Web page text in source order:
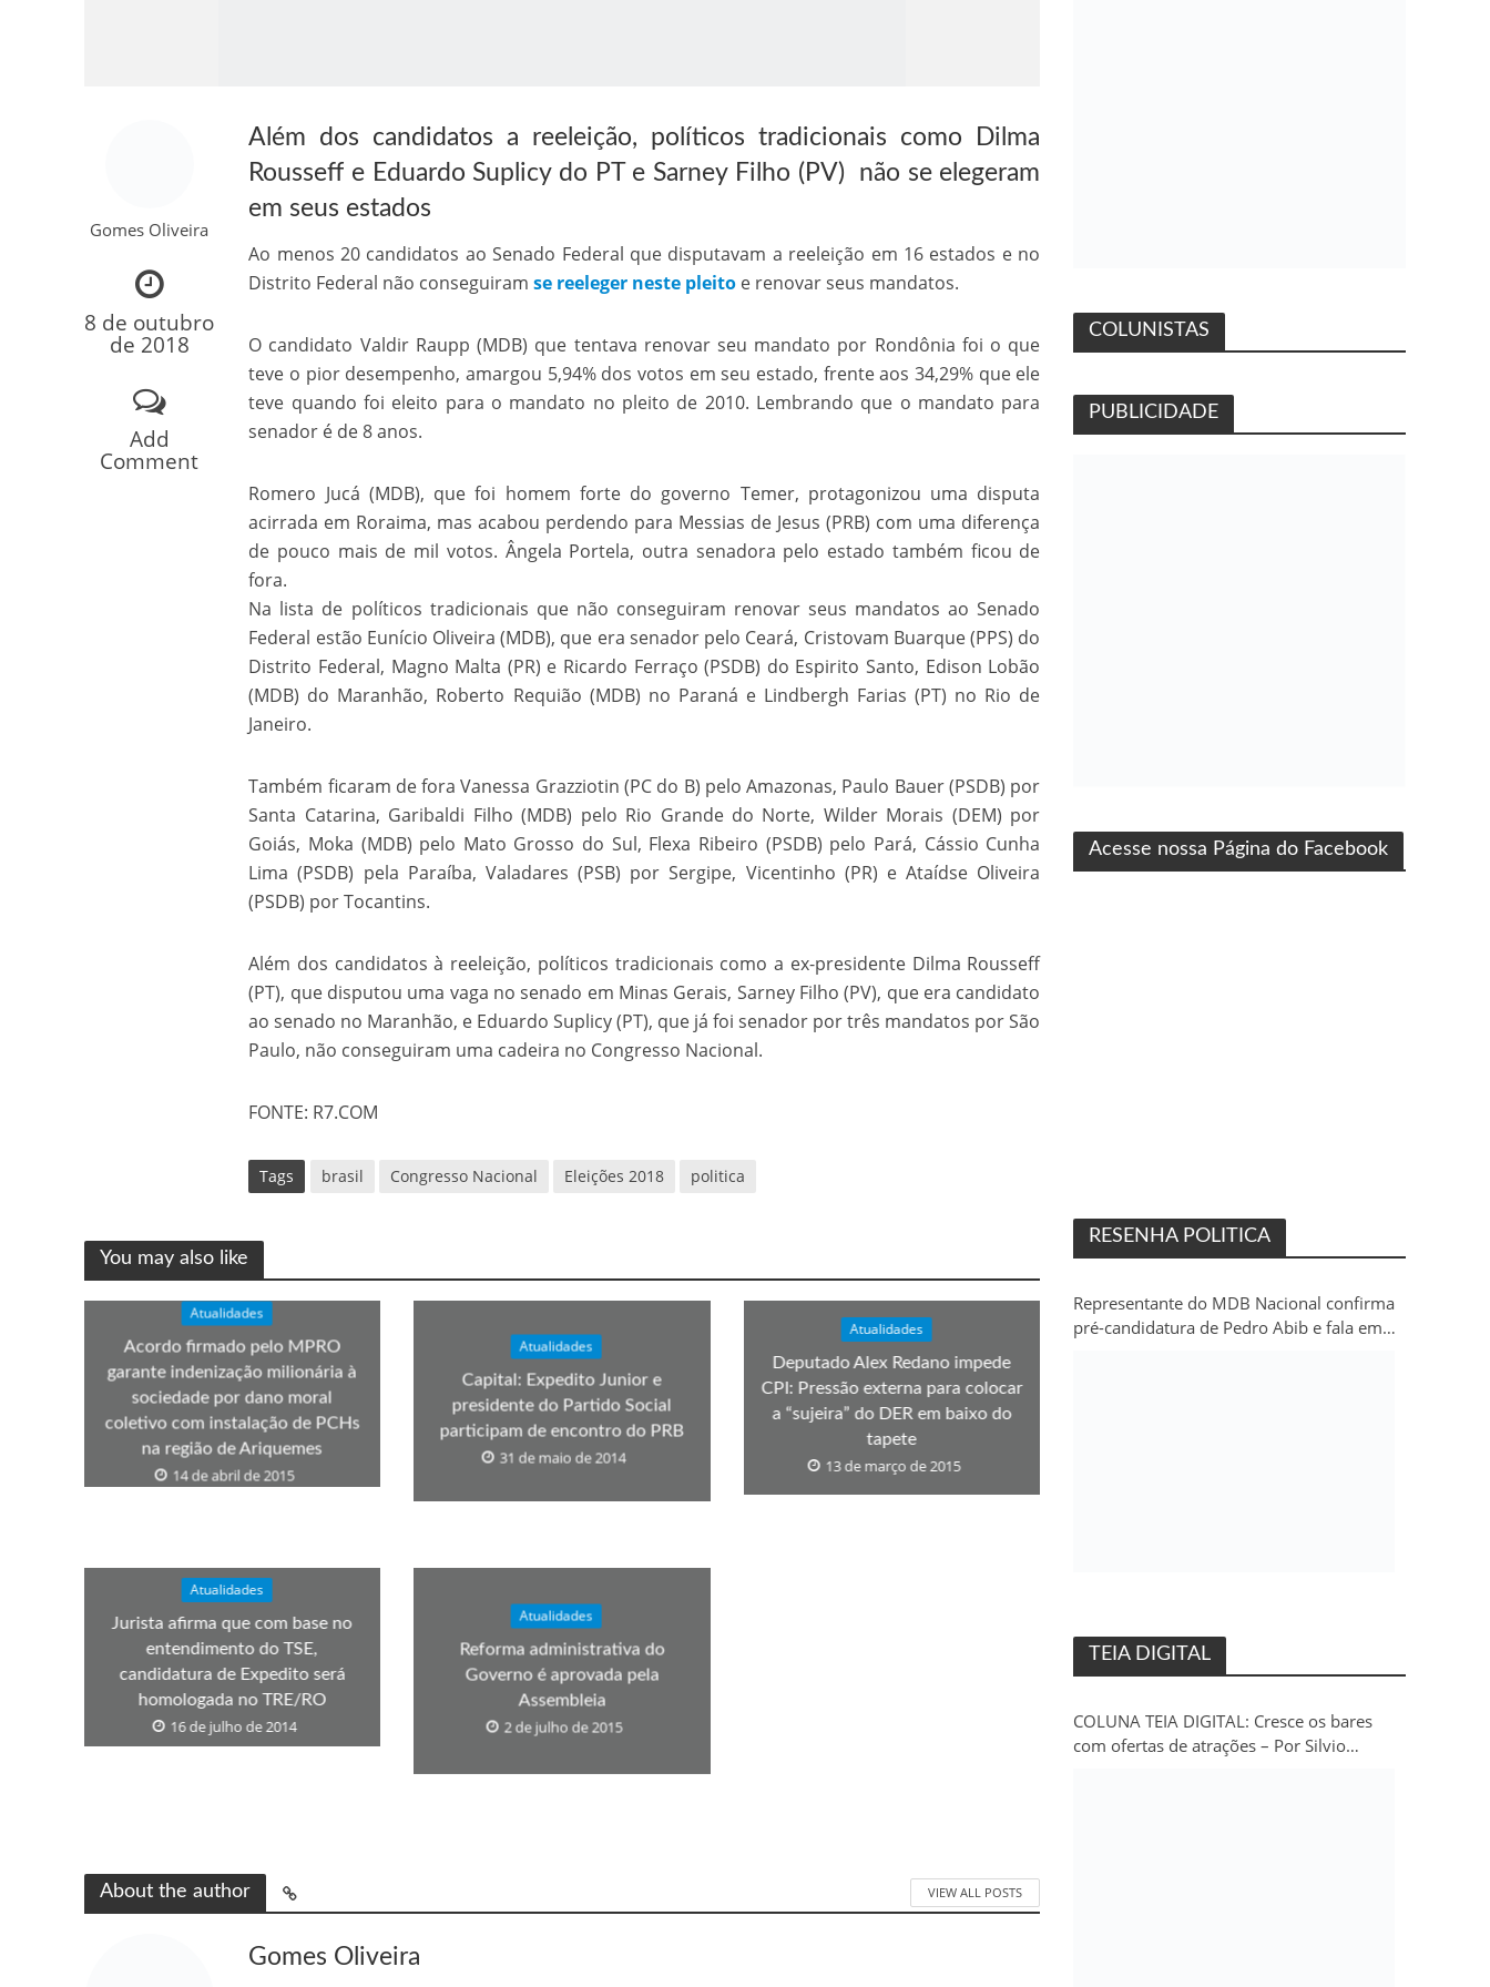
FILME: Como um Monjolo salvou a vida de Flechinha, o bebe coelho – Vídeo em Português mais uma produção Folha Filmes
Gomes Oliveira
8 de outubro
de 2018
Add
Comment
Além dos candidatos a reeleição, políticos tradicionais como Dilma
Rousseff e Eduardo Suplicy do PT e Sarney Filho (PV) não se elegeram
em seus estados
Ao menos 20 candidatos ao Senado Federal que disputavam a reeleição em 16 estados e no
Distrito Federal não conseguiramse reeleger neste pleito e renovar seus mandatos.
O candidato Valdir Raupp (MDB) que tentava renovar seu mandato por Rondônia foi o que
teve o pior desempenho, amargou 5,94% dos votos em seu estado, frente aos 34,29% que ele
teve quando foi eleito para o mandato no pleito de 2010. Lembrando que o mandato para
senador é de 8 anos.
Romero Jucá (MDB), que foi homem forte do governo Temer, protagonizou uma disputa
acirrada em Roraima, mas acabou perdendo para Messias de Jesus (PRB) com uma diferença
de pouco mais de mil votos. Ângela Portela, outra senadora pelo estado também ficou de
fora.
Na lista de políticos tradicionais que não conseguiram renovar seus mandatos ao Senado
Federal estão Eunício Oliveira (MDB), que era senador pelo Ceará, Cristovam Buarque (PPS) do
Distrito Federal, Magno Malta (PR) e Ricardo Ferraço (PSDB) do Espirito Santo, Edison Lobão
(MDB) do Maranhão, Roberto Requião (MDB) no Paraná e Lindbergh Farias (PT) no Rio de
Janeiro.
Também ficaram de fora Vanessa Grazziotin (PC do B) pelo Amazonas, Paulo Bauer (PSDB) por
Santa Catarina, Garibaldi Filho (MDB) pelo Rio Grande do Norte, Wilder Morais (DEM) por
Goiás, Moka (MDB) pelo Mato Grosso do Sul, Flexa Ribeiro (PSDB) pelo Pará, Cássio Cunha
Lima (PSDB) pela Paraíba, Valadares (PSB) por Sergipe, Vicentinho (PR) e Ataídse Oliveira
(PSDB) por Tocantins.
Além dos candidatos à reeleição, políticos tradicionais como a ex-presidente Dilma Rousseff
(PT), que disputou uma vaga no senado em Minas Gerais, Sarney Filho (PV), que era candidato
ao senado no Maranhão, e Eduardo Suplicy (PT), que já foi senador por três mandatos por São
Paulo, não conseguiram uma cadeira no Congresso Nacional.
FONTE: R7.COM
Tags brasil Congresso Nacional Eleições 2018 politica
You may also like
Atualidades
Acordo firmado pelo MPRO
garante indenização milionária à
sociedade por dano moral
coletivo com instalação de PCHs
na região de Ariquemes
14 de abril de 2015
Atualidades
Capital: Expedito Junior e
presidente do Partido Social
participam de encontro do PRB
31 de maio de 2014
Atualidades
Deputado Alex Redano impede
CPI: Pressão externa para colocar
a “sujeira” do DER em baixo do
tapete
13 de março de 2015
Atualidades
Jurista afirma que com base no
entendimento do TSE,
candidatura de Expedito será
homologada no TRE/RO
16 de julho de 2014
Atualidades
Reforma administrativa do
Governo é aprovada pela
Assembleia
2 de julho de 2015
About the author VIEW ALL POSTS
Gomes Oliveira
COLUNISTAS
PUBLICIDADE
Acesse nossa Página do Facebook
RESENHA POLITICA
Representante do MDB Nacional confirma
pré-candidatura de Pedro Abib e fala em
TEIA DIGITAL
COLUNA TEIA DIGITAL: Cresce os bares
com ofertas de atrações – Por Silvio